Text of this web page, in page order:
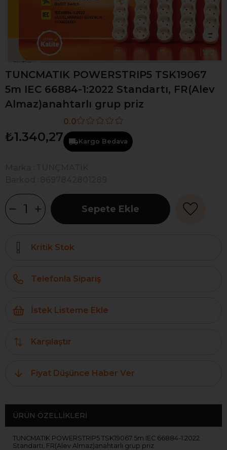
TUNCMATIK POWERSTRIP5 TSK19067
5m IEC 66884-1:2022 Standartı, FR(Alev
Almaz)anahtarlı grup priz
₺1.340,27
0.0
Kargo Bedava
Kritik Stok
Telefonla Sipariş
İstek Listeme Ekle
Karşılaştır
Fiyat Düşünce Haber Ver
ÜRÜN ÖZELLIKLERI
TUNCMATIK POWERSTRIP5 TSK19067 5m IEC 66884-1:2022
Standartı, FR(Alev Almaz)anahtarlı grup priz